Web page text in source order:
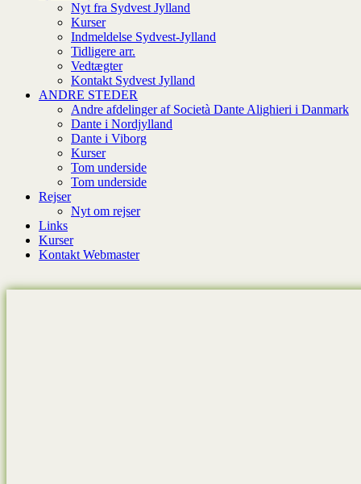
Nyt fra Sydvest Jylland
Kurser
Indmeldelse Sydvest-Jylland
Tidligere arr.
Vedtægter
Kontakt Sydvest Jylland
ANDRE STEDER
Andre afdelinger af Società Dante Alighieri i Danmark
Dante i Nordjylland
Dante i Viborg
Kurser
Tom underside
Tom underside
Rejser
Nyt om rejser
Links
Kurser
Kontakt Webmaster